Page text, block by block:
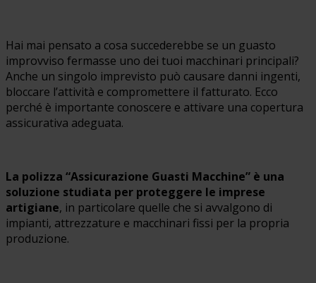
Hai mai pensato a cosa succederebbe se un guasto
improvviso fermasse uno dei tuoi macchinari principali?
Anche un singolo imprevisto può causare danni ingenti,
bloccare l’attività e compromettere il fatturato. Ecco
perché è importante conoscere e attivare una copertura
assicurativa adeguata.
La polizza “Assicurazione Guasti Macchine” è una
soluzione studiata per proteggere le imprese
artigiane, in particolare quelle che si avvalgono di
impianti, attrezzature e macchinari fissi per la propria
produzione.